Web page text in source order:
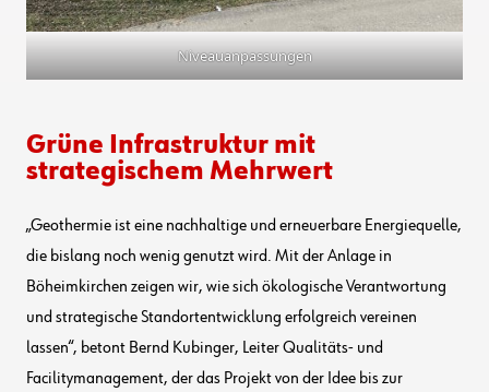
Niveauanpassungen
Grüne Infrastruktur mit
strategischem Mehrwert
„Geothermie ist eine nachhaltige und erneuerbare Energiequelle,
die bislang noch wenig genutzt wird. Mit der Anlage in
Böheimkirchen zeigen wir, wie sich ökologische Verantwortung
und strategische Standortentwicklung erfolgreich vereinen
lassen“, betont Bernd Kubinger, Leiter Qualitäts- und
Facilitymanagement, der das Projekt von der Idee bis zur